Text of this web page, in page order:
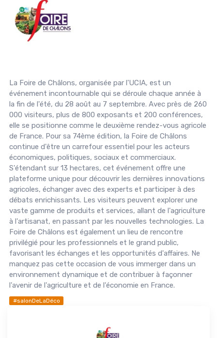
La Foire de Châlons, organisée par l'UCIA, est un
événement incontournable qui se déroule chaque année à
la fin de l'été, du 28 août au 7 septembre. Avec près de 260
000 visiteurs, plus de 800 exposants et 200 conférences,
elle se positionne comme le deuxième rendez-vous agricole
de France. Pour sa 74ème édition, la Foire de Châlons
continue d'être un carrefour essentiel pour les acteurs
économiques, politiques, sociaux et commerciaux.
S'étendant sur 13 hectares, cet événement offre une
plateforme unique pour découvrir les dernières innovations
agricoles, échanger avec des experts et participer à des
débats enrichissants. Les visiteurs peuvent explorer une
vaste gamme de produits et services, allant de l'agriculture
à l'artisanat, en passant par les nouvelles technologies. La
Foire de Châlons est également un lieu de rencontre
privilégié pour les professionnels et le grand public,
favorisant les échanges et les opportunités d'affaires. Ne
manquez pas cette occasion de vous immerger dans un
environnement dynamique et de contribuer à façonner
l'avenir de l'agriculture et de l'économie en France.
#salonDeLaDéco